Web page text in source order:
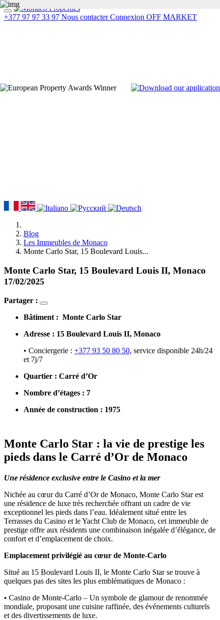
+377 97 97 33 97 Nous contacter Connexion OFF MARKET
Blog
Les Immeubles de Monaco
Monte Carlo Star, 15 Boulevard Louis...
Monte Carlo Star, 15 Boulevard Louis II, Monaco
17/02/2025
Partager :
Bâtiment : Monte Carlo Star
Adresse : 15 Boulevard Louis II, Monaco
• Conciergerie : +377 93 50 80 50, service disponible 24h/24
et 7j/7
Quartier : Carré d’Or
Nombre d’étages : 7
Année de construction : 1975
Monte Carlo Star : la vie de prestige les
pieds dans le Carré d’Or de Monaco
Une résidence exclusive entre le Casino et la mer
Nichée au cœur du Carré d’Or de Monaco, Monte Carlo Star est
une résidence de luxe très recherchée offrant un cadre de vie
exceptionnel les pieds dans l’eau. Idéalement situé entre les
Terrasses du Casino et le Yacht Club de Monaco, cet immeuble de
prestige offre aux résidents une combinaison inégalée d’élégance, de
confort et d’emplacement de choix.
Emplacement privilégié au cœur de Monte-Carlo
Situé au 15 Boulevard Louis II, le Monte Carlo Star se trouve à
quelques pas des sites les plus emblématiques de Monaco :
• Casino de Monte-Carlo – Un symbole de glamour de renommée
mondiale, proposant une cuisine raffinée, des événements culturels
et des divertissements de luxe.